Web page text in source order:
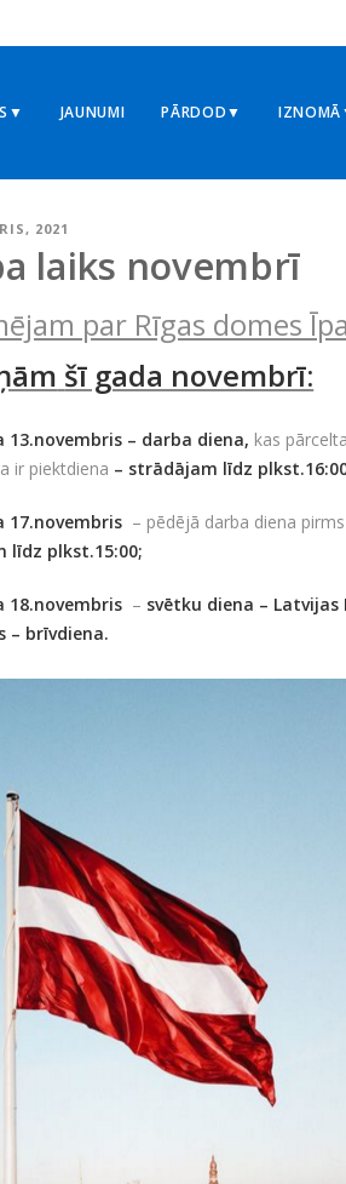
JAUNUMI PĀRDOD▼
2021
laiks novembrī
par Rīgas domes
šī gada novembrī:
13.novembris – darba diena, kas
ir piektdiena – strādājam līdz
17.novembris – pēdējā darba diena
līdz plkst.15:00;
18.novembris – svētku diena – Latvijas
– brīvdiena.